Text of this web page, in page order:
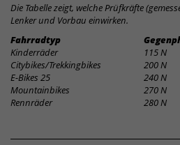
Die Tabelle zeigt, welche Prüfkräfte
Lenker und Vorbau einwirken.
Fahrradtyp
Kinderräder
115 N
Citybikes/Trekkingbikes
200 N
E-Bikes 25
240 N
Mountainbikes
270 N
Rennräder
280 N